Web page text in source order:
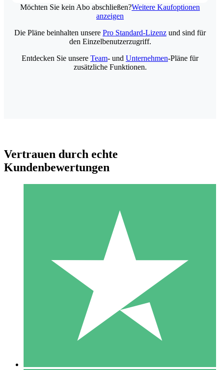
Möchten Sie kein Abo abschließen?Weitere Kaufoptionen
anzeigen
Individuelle Credit-Pakete
Zahlen Sie nach Bedarf mit Download-Credits. Keine
monatliche Verpflichtung erforderlich.
10 00
Die Pläne beinhalten unsere Pro Standard-Lizenz und sind für
den Einzelbenutzerzugriff.
Entdecken Sie unsere Team- und Unternehmen-Pläne für
zusätzliche Funktionen.
Vertrauen durch echte
Kundenbewertungen